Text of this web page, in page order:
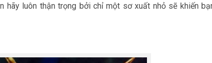
hãy luôn thận trọng bởi chỉ một sơ xuất nhỏ sẽ khiến